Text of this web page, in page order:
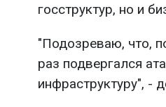
госструктур, но и
"Подозреваю, что,
раз подвергался
инфраструктуру", -